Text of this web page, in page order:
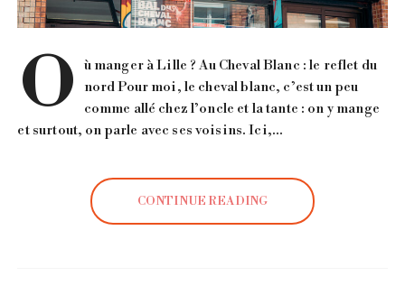
O
ù manger à Lille ? Au Cheval Blanc : le reflet du
nord Pour moi, le cheval blanc, c’est un peu
comme allé chez l’oncle et la tante : on y mange
et surtout, on parle avec ses voisins. Ici,…
CONTINUE READING